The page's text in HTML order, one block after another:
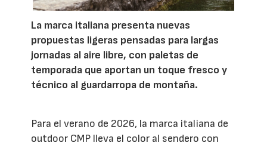
La marca italiana presenta nuevas
propuestas ligeras pensadas para largas
jornadas al aire libre, con paletas de
temporada que aportan un toque fresco y
técnico al guardarropa de montaña.
Para el verano de 2026, la marca italiana de
outdoor CMP lleva el color al sendero con